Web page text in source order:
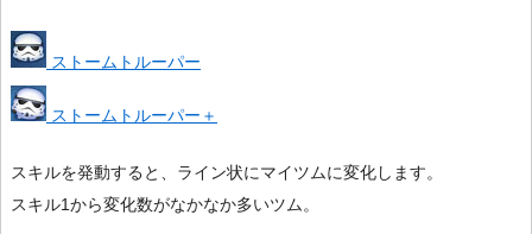
ストームトルーパー
ストームトルーパー＋
スキルを発動すると、ライン状にマイツムに変化します。
スキル1から変化数がなかなか多いツム。